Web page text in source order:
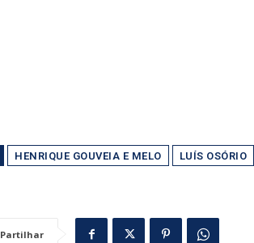
HENRIQUE GOUVEIA E MELO LUÍS OSÓRIO
Partilhar